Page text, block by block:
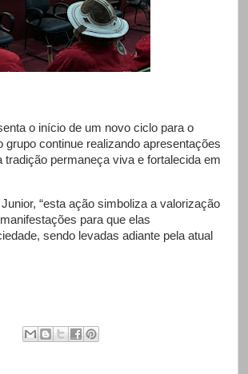
o início de um novo ciclo para o
grupo continue realizando apresentações
permaneça viva e fortalecida em
“esta ação simboliza a valorização
para que elas
sendo levadas adiante pela atual